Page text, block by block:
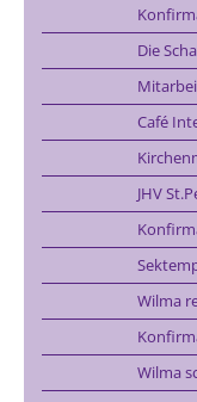
Die
Café
JHV
Wilma
Wilma